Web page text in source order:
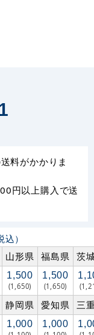
料がかかりま
円以上購入で送
込）
山形県 福島県 茨
1,500
(1,650)
1,500
(1,650)
静岡県 愛知県 三
1,000 1,000